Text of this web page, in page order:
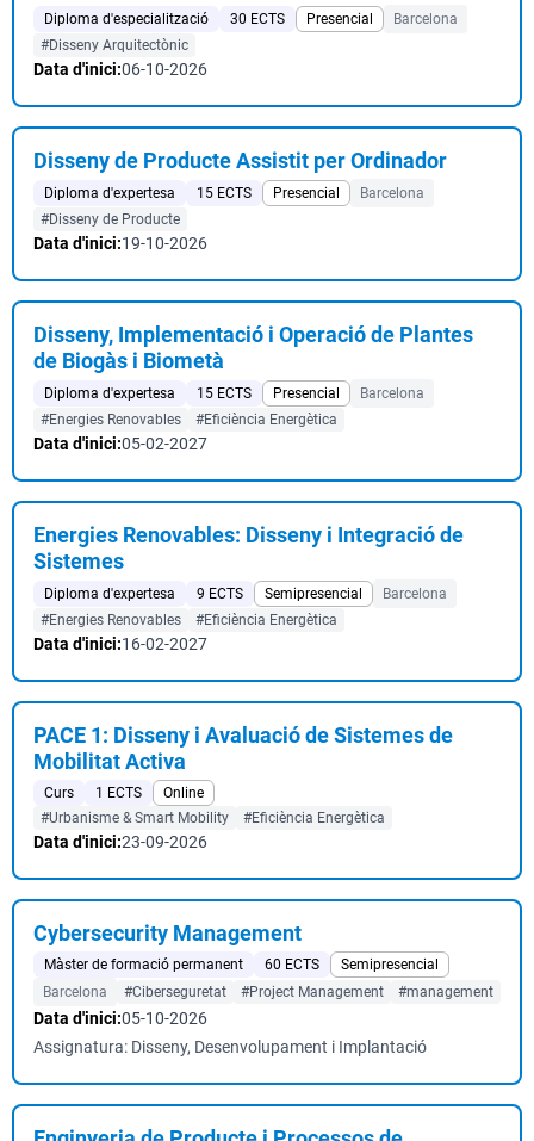
Diploma d'especialització 30 ECTS Presencial
Barcelona
#Disseny Arquitectònic
Data d'inici:06-10-2026
Disseny de Producte Assistit per Ordinador
Diploma d'expertesa 15 ECTS Presencial
Barcelona
#Disseny de Producte
Data d'inici:19-10-2026
Disseny, Implementació i Operació de Plantes
de Biogàs i Biometà
Diploma d'expertesa 15 ECTS Presencial
Barcelona
#Energies Renovables
#Eficiència Energètica
Data d'inici:05-02-2027
Energies Renovables: Disseny i Integració de
Sistemes
Diploma d'expertesa 9 ECTS Semipresencial
Barcelona
#Energies Renovables
#Eficiència Energètica
Data d'inici:16-02-2027
PACE 1: Disseny i Avaluació de Sistemes de
Mobilitat Activa
Curs 1 ECTS
Online
#Urbanisme & Smart Mobility
#Eficiència Energètica
Data d'inici:23-09-2026
Cybersecurity Management
Màster de formació permanent 60 ECTS
Semipresencial
Barcelona
#Ciberseguretat #Project Management #management
Data d'inici:05-10-2026
Assignatura: Disseny, Desenvolupament i Implantació